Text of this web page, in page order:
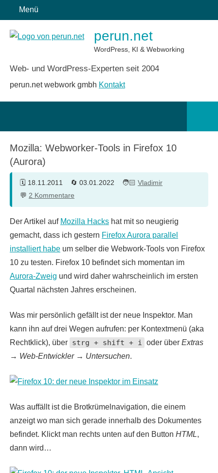
Inhalt
springen
Menü
perun.net
WordPress, KI & Webworking
Web- und WordPress-Experten seit 2004
perun.net webwork gmbh Kontakt
Mozilla: Webworker-Tools in Firefox 10
(Aurora)
18.11.2011 03.01.2022
Vladimir
2 Kommentare
Der Artikel auf Mozilla Hacks hat mit so neugierig
gemacht, dass ich gestern Firefox Aurora parallel
installiert habe um selber die Webwork-Tools von Firefox
10 zu testen. Firefox 10 befindet sich momentan im
Aurora-Zweig und wird daher wahrscheinlich im ersten
Quartal nächsten Jahres erscheinen.
Was mir persönlich gefällt ist der neue Inspektor. Man
kann ihn auf drei Wegen aufrufen: per Kontextmenü (aka
Rechtklick), über strg + shift + i oder über Extras
→ Web-Entwickler→ Untersuchen.
Was auffällt ist die Brotkrümelnavigation, die einem
anzeigt wo man sich gerade innerhalb des Dokumentes
befindet. Klickt man rechts unten auf den Button HTML,
dann wird…